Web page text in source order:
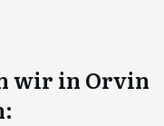
wir in Orvin